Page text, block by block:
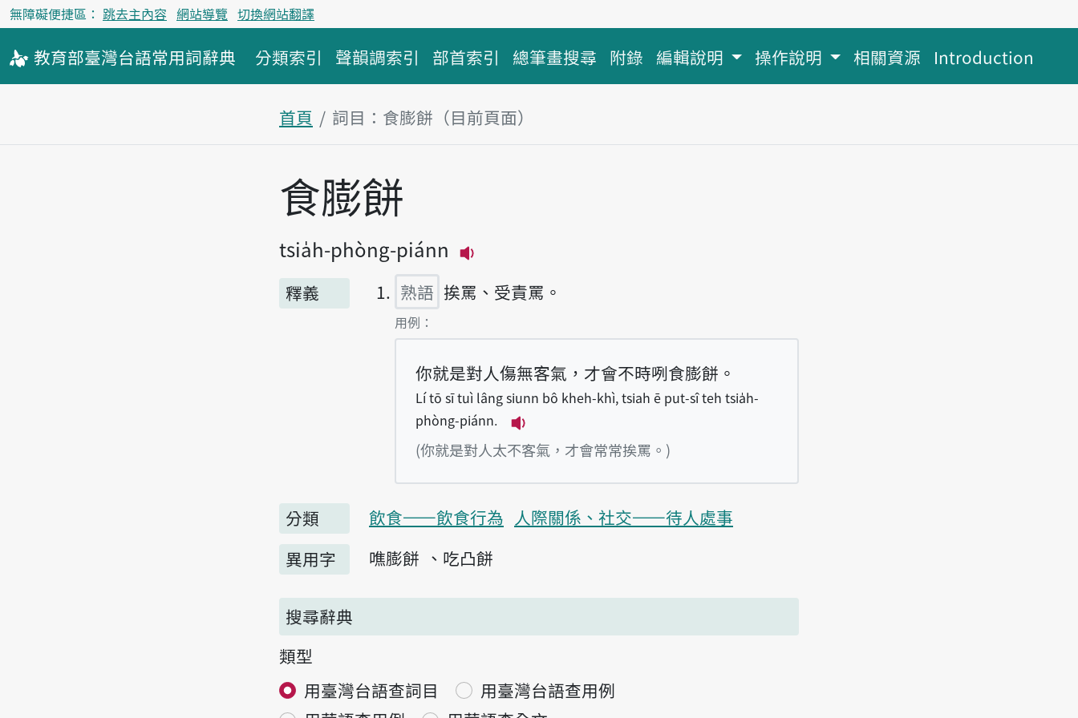
無障礙便捷區： 跳去主內容 網站導覽 切換網站翻譯
教育部臺灣台語常用詞辭典 分類索引 聲韻調索引 部首索引 總筆畫搜尋 附錄 編輯說明 操作說明 相關資源 Introduction
首頁 詞目：食膨餅（目前頁面）
主內容區塊
食膨餅
tsia̍h-phòng-piánn
釋義
熟語 挨罵、受責罵。
第1項釋義的
用例：
你就是對人傷無客氣，才會不時咧食膨餅。
Lí tō sī tuì lâng siunn bô kheh-khì, tsiah ē put-sî teh tsia̍h-
phòng-piánn.
播放例句Lí tō sī tuì lâng siunn bô kheh-khì, tsiah ē put-sî teh tsia̍h-
(你就是對人太不客氣，才會常常挨罵。)
分類 飲食——飲食行為 人際關係、社交——待人處事
異用字
噍膨餅 吃凸餅
搜尋辭典
類型
用臺灣台語查詞目
用臺灣台語查用例